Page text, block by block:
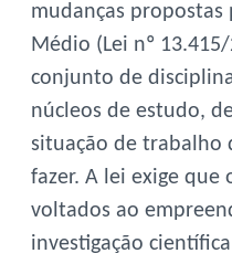
mudanças
Médio (Lei nº
conjunto de
núcleos de estudo,
situação de trabalho
fazer. A lei exige que
voltados ao
investigação